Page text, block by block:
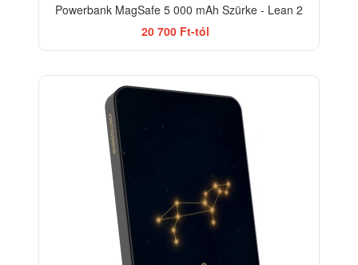
Powerbank MagSafe 5 000 mAh Szürke - Lean 2
20 700 Ft-tól